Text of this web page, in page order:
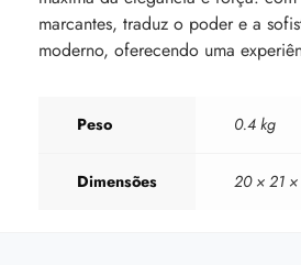
marcantes, traduz o poder e a
moderno, oferecendo uma
Peso 0.4 kg
Dimensões 20 × 21